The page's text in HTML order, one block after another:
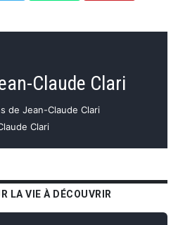
Claude Clari
de Jean-Claude Clari
Clari
LA VIE À DÉCOUVRIR